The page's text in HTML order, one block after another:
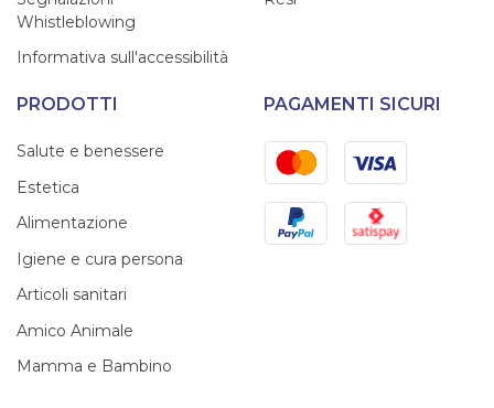
Whistleblowing
Informativa sull'accessibilità
PRODOTTI
Salute e benessere
Estetica
Alimentazione
Igiene e cura persona
Articoli sanitari
Amico Animale
Mamma e Bambino
PAGAMENTI SICURI
MastercardVisa
PayPal Satispay